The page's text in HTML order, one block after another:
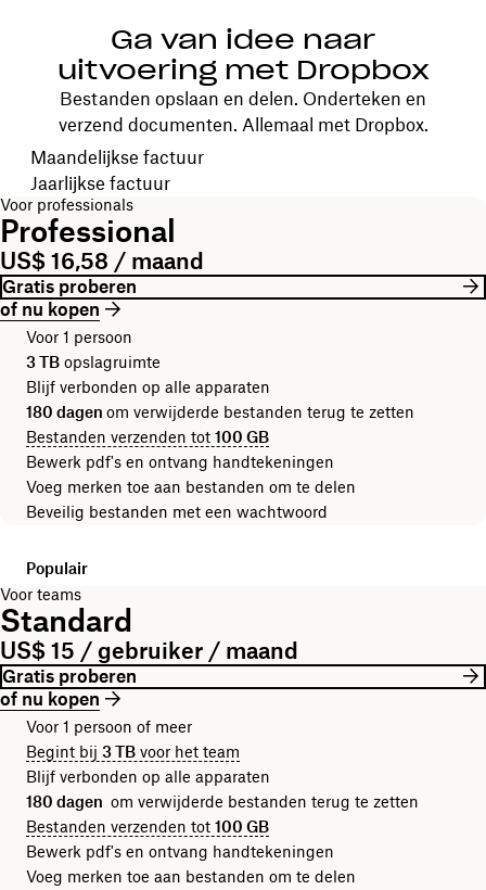
Ga van idee naar
uitvoering met Dropbox
Bestanden opslaan en delen. Onderteken en
verzend documenten. Allemaal met Dropbox.
Kies je factureringscyclus
Maandelijkse factuur
Jaarlijkse factuur
Voor professionals
Professional
US$ 16,58 / maand
Gratis proberen
of nu kopen
Voor 1 persoon
3 TB opslagruimte
Blijf verbonden op alle apparaten
180 dagen om verwijderde bestanden terug te zetten
Bestanden verzenden tot 100 GB
Bewerk pdf's en ontvang handtekeningen
Voeg merken toe aan bestanden om te delen
Beveilig bestanden met een wachtwoord
Populair
Voor teams
Standard
US$ 15 / gebruiker / maand
Gratis proberen
of nu kopen
Voor 1 persoon of meer
Begint bij 3 TB voor het team
Blijf verbonden op alle apparaten
180 dagen om verwijderde bestanden terug te zetten
Bestanden verzenden tot 100 GB
Bewerk pdf's en ontvang handtekeningen
Voeg merken toe aan bestanden om te delen